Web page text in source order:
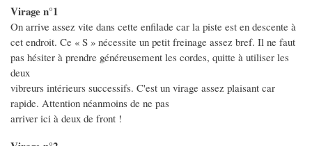
Virage n°1
On arrive assez vite dans cette enfilade car la piste est en descente à
cet endroit. Ce « S » nécessite un petit freinage assez bref. Il ne faut
pas hésiter à prendre généreusement les cordes, quitte à utiliser les
deux
vibreurs intérieurs successifs. C'est un virage assez plaisant car
rapide. Attention néanmoins de ne pas
arriver ici à deux de front !